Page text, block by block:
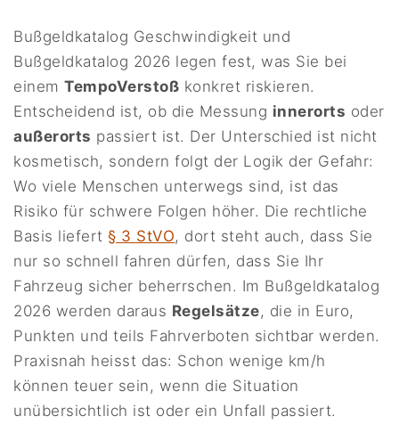
Bußgeldkatalog Geschwindigkeit und
Bußgeldkatalog 2026 legen fest, was Sie bei
einemTempoVerstoß konkret riskieren.
Entscheidend ist, ob die Messung innerorts oder
außerorts passiert ist. Der Unterschied ist nicht
kosmetisch, sondern folgt der Logik der Gefahr:
Wo viele Menschen unterwegs sind, ist das
Risiko für schwere Folgen höher. Die rechtliche
Basis liefert § 3 StVO, dort steht auch, dass Sie
nur so schnell fahren dürfen, dass Sie Ihr
Fahrzeug sicher beherrschen. Im Bußgeldkatalog
2026 werden daraus Regelsätze, die in Euro,
Punkten und teils Fahrverboten sichtbar werden.
Praxisnah heisst das: Schon wenige km/h
können teuer sein, wenn die Situation
unübersichtlich ist oder ein Unfall passiert.